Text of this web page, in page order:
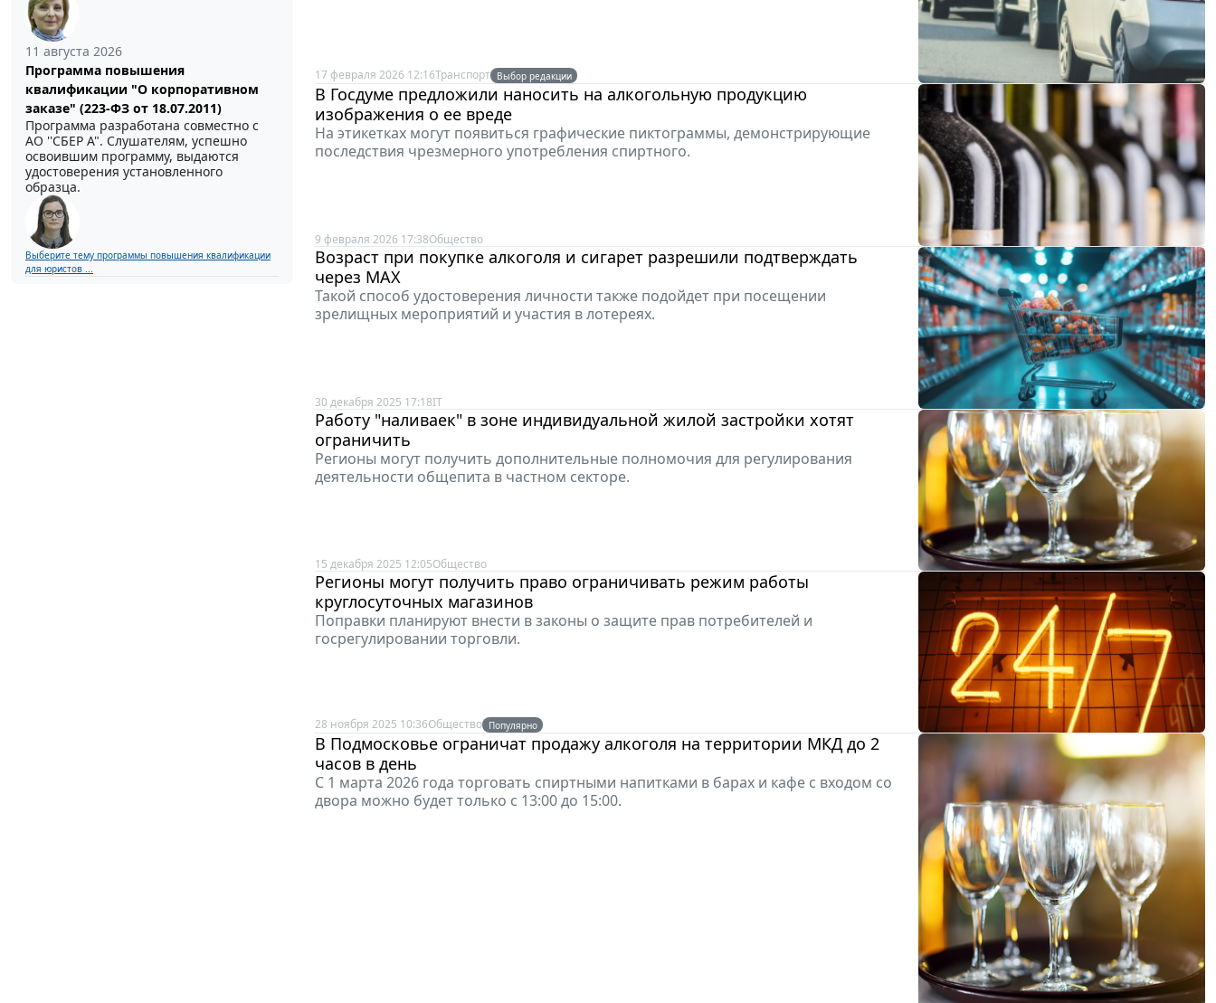
11 августа 2026
Программа повышения
квалификации "О корпоративном
заказе" (223-ФЗ от 18.07.2011)
Программа разработана совместно с
АО ''СБЕР А". Слушателям, успешно
освоившим программу, выдаются
удостоверения установленного
образца.
Выберите тему программы повышения квалификации
для юристов ...
17 февраля 2026 12:16Транспорт Выбор редакции
В Госдуме предложили наносить на алкогольную продукцию
изображения о ее вреде
На этикетках могут появиться графические пиктограммы, демонстрирующие
последствия чрезмерного употребления спиртного.
9 февраля 2026 17:38Общество
Возраст при покупке алкоголя и сигарет разрешили подтверждать
через МАХ
Такой способ удостоверения личности также подойдет при посещении
зрелищных мероприятий и участия в лотереях.
30 декабря 2025 17:18IT
Работу "наливаек" в зоне индивидуальной жилой застройки хотят
ограничить
Регионы могут получить дополнительные полномочия для регулирования
деятельности общепита в частном секторе.
15 декабря 2025 12:05Общество
Регионы могут получить право ограничивать режим работы
круглосуточных магазинов
Поправки планируют внести в законы о защите прав потребителей и
госрегулировании торговли.
28 ноября 2025 10:36Общество Популярно
В Подмосковье ограничат продажу алкоголя на территории МКД до 2
часов в день
С 1 марта 2026 года торговать спиртными напитками в барах и кафе с входом со
двора можно будет только с 13:00 до 15:00.